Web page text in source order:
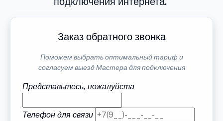
Заказ обратного звонка
Поможем выбрать оптимальный тариф и
согласуем выезд Мастера для подключения
Представьтесь, пожалуйста
Телефон для связи